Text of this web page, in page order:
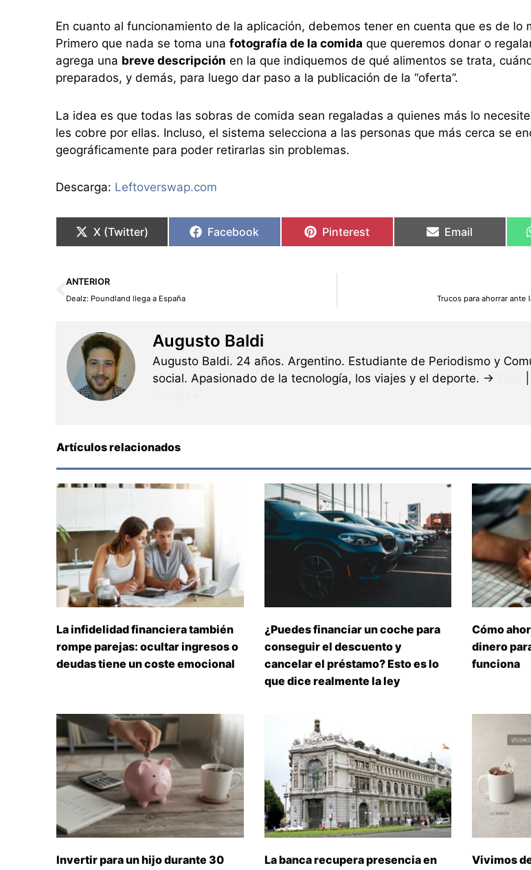
En cuanto al funcionamiento de la aplicación, debemos tener en cuenta que es de lo
Primero que nada se toma una fotografía de la comida que queremos donar o
agrega una breve descripción en la que indiquemos de qué alimentos se trata,
preparados, y demás, para luego dar paso a la publicación de la “oferta”.
La idea es que todas las sobras de comida sean regaladas a quienes más lo
les cobre por ellas. Incluso, el sistema selecciona a las personas que más cerca se
geográficamente para poder retirarlas sin problemas.
Descarga: Leftoverswap.com
X (Twitter) Facebook Pinterest Email
Ant
ANTERIOR
Dealz: Poundland llega a España Trucos para ahorrar ante
Augusto Baldi
Augusto Baldi. 24 años. Argentino. Estudiante de Periodismo y
social. Apasionado de la tecnología, los viajes y el deporte. →
Artículos relacionados
La infidelidad financiera también
rompe parejas: ocultar ingresos o
deudas tiene un coste emocional
¿Puedes financiar un coche para
conseguir el descuento y
cancelar el préstamo? Esto es lo
que dice realmente la ley
Cómo
dinero
funciona
Invertir para un hijo durante 30 La banca recupera presencia en Vivimos